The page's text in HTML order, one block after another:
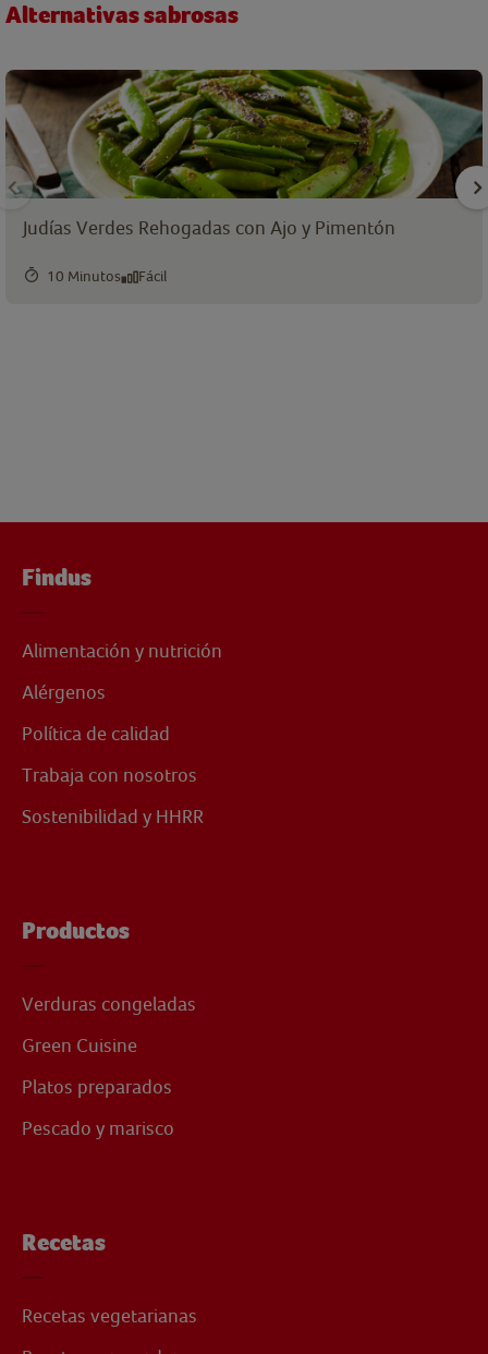
Alternativas sabrosas
Judías Verdes Rehogadas con Ajo y Pimentón
10 Minutos Fácil
Findus
Alimentación y nutrición
Alérgenos
Política de calidad
Trabaja con nosotros
Sostenibilidad y HHRR
Productos
Verduras congeladas
Green Cuisine
Platos preparados
Pescado y marisco
Recetas
Recetas vegetarianas